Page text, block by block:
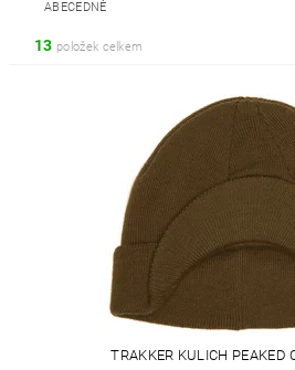
ABECEDNĚ
13 položek celkem
TRAKKER KULICH PEAKED